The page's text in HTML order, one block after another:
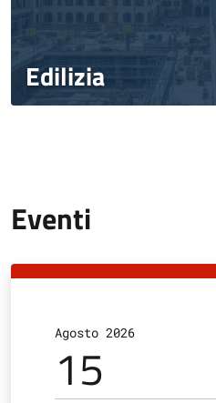
Edilizia
Eventi
Agosto 2026
15